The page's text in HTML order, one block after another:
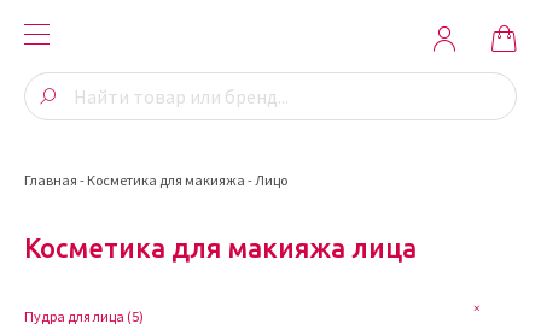
Главная - Косметика для макияжа -Лицо
Косметика для макияжа лица
Пудра для лица (5)